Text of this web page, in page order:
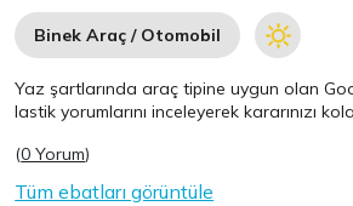
Binek Araç / Otomobil
Yaz şartlarında araç tipine uygun olan
lastik yorumlarını inceleyerek kararınızı
(0 Yorum)
Tüm ebatları görüntüle